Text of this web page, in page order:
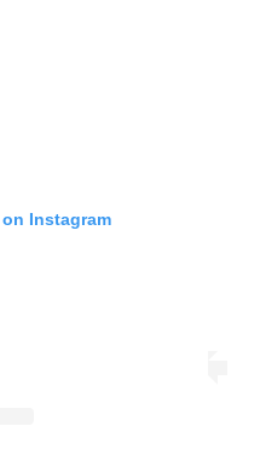
Instagram